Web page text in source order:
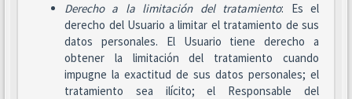
Derecho a la limitación del tratamiento: Es el
derecho del Usuario a limitar el tratamiento de sus
datos personales. El Usuario tiene derecho a
obtener la limitación del tratamiento cuando
impugne la exactitud de sus datos personales; el
tratamiento sea ilícito; el Responsable del